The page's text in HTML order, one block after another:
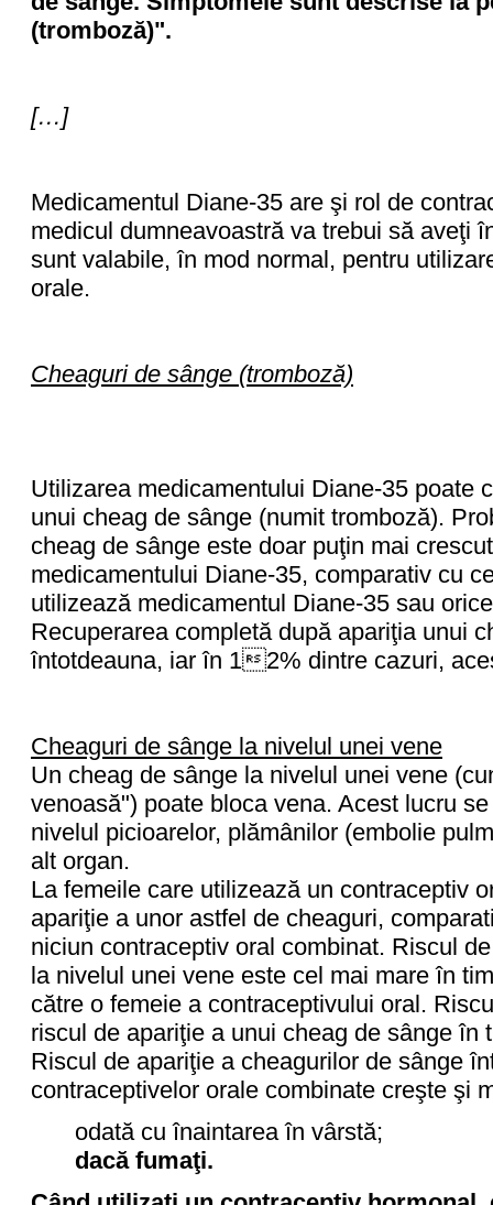
(tromboză)".
[…]
Medicamentul Diane-35 are şi rol de
medicul dumneavoastră va trebui să aveţi
sunt valabile, în mod normal, pentru
orale.
Cheaguri de sânge (tromboză)
Utilizarea medicamentului Diane-35 poate
unui cheag de sânge (numit tromboză).
cheag de sânge este doar puţin mai
medicamentului Diane-35, comparativ cu
utilizează medicamentul Diane-35 sau
Recuperarea completă după apariţia unui
întotdeauna, iar în 12% dintre cazuri,
Cheaguri de sânge la nivelul unei vene
Un cheag de sânge la nivelul unei vene
venoasă") poate bloca vena. Acest lucru
nivelul picioarelor, plămânilor (embolie
alt organ.
La femeile care utilizează un contraceptiv
apariţie a unor astfel de cheaguri,
niciun contraceptiv oral combinat. Riscul
la nivelul unei vene este cel mai mare în
către o femeie a contraceptivului oral.
riscul de apariţie a unui cheag de sânge în
Riscul de apariţie a cheagurilor de sânge
contraceptivelor orale combinate creşte şi
odată cu înaintarea în vârstă;
dacă fumaţi.